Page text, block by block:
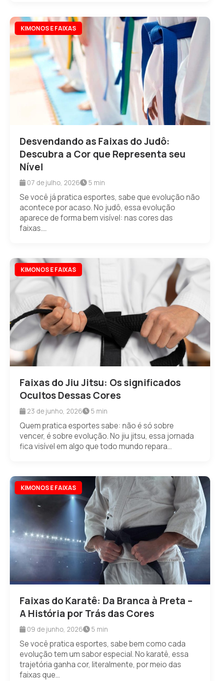
KIMONOS E FAIXAS
Desvendando as Faixas do Judô:
Descubra a Cor que Representa seu
Nível
07 de julho, 2026 5 min
Se você já pratica esportes, sabe que evolução não
acontece por acaso. No judô, essa evolução
aparece de forma bem visível: nas cores das
faixas....
KIMONOS E FAIXAS
Faixas do Jiu Jitsu: Os significados
Ocultos Dessas Cores
23 de junho, 2026 5 min
Quem pratica esportes sabe: não é só sobre
vencer, é sobre evolução. No jiu jitsu, essa jornada
fica visível em algo que todo mundo repara...
KIMONOS E FAIXAS
Faixas do Karatê: Da Branca à Preta –
A História por Trás das Cores
09 de junho, 2026 5 min
Se você pratica esportes, sabe bem como cada
evolução tem um sabor especial. No karatê, essa
trajetória ganha cor, literalmente, por meio das
faixas que...